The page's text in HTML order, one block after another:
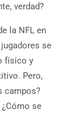
verdad?
la NFL en
se
físico y
Pero,
campos?
se